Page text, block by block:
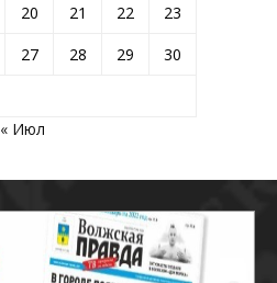
20 21 22
23
27 28 29
30
« Июл